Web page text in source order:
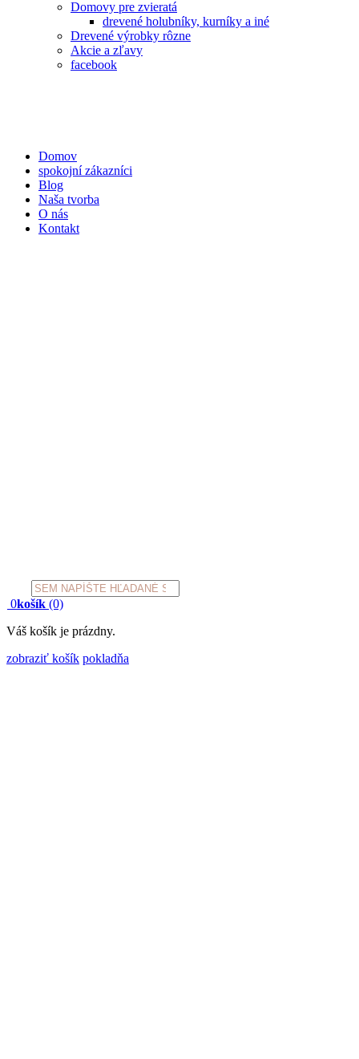
Domovy pre zvieratá
drevené holubníky, kurníky a iné
Drevené výrobky rôzne
Akcie a zľavy
facebook
Domov
spokojní zákazníci
Blog
Naša tvorba
O nás
Kontakt
Products
search
0košík (0)
Váš košík je prázdny.
zobraziť košík pokladňa